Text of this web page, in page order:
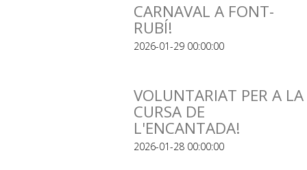
CARNAVAL A FONT-
RUBÍ!
2026-01-29 00:00:00
VOLUNTARIAT PER A LA
CURSA DE
L'ENCANTADA!
2026-01-28 00:00:00